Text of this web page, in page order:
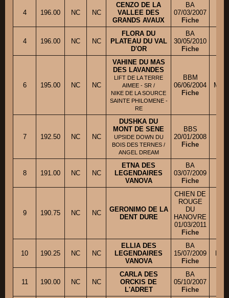
4 196.00 NC NC
CENZO DE LA
VALLEE DES
GRANDS AVAUX
BA
07/03/2007
Fiche
4 196.00 NC NC
FLORA DU
PLATEAU DU VAL
D'OR
BA
30/05/2010
Fiche
6 195.00 NC NC
VAHINE DU MAS
DES LAVANDES
LIFT DE LA TERRE
AIMEE - SR /
NIKE DE LA SOURCE
SAINTE PHILOMENE -
RE
BBM
06/06/2004
Fiche
Mlle
7 192.50 NC NC
DUSHKA DU
MONT DE SENE
UPSIDE DOWN DU
BOIS DES TERNES /
ANGEL DREAM
BBS
20/01/2008
Fiche
8 191.00 NC NC
ETNA DES
LEGENDAIRES
VANOVA
BA
03/07/2009
Fiche
9 190.75 NC NC
GERONIMO DE LA
DENT DURE
CHIEN DE
ROUGE
DU
HANOVRE
01/03/2011
Fiche
10 190.25 NC NC
ELLIA DES
LEGENDAIRES
VANOVA
BA
15/07/2009
Fiche
11 190.00 NC NC
CARLA DES
ORCKIS DE
L'ADRET
BA
05/10/2007
Fiche